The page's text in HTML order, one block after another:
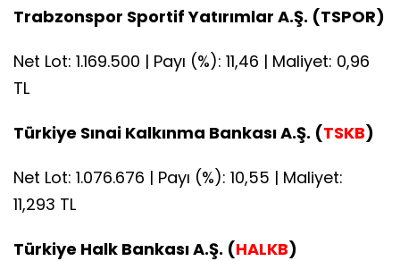
Trabzonspor Sportif Yatırımlar A.Ş. (TSPOR)
Net Lot: 1.169.500 | Payı (%): 11,46 | Maliyet: 0,96
TL
Türkiye Sınai Kalkınma Bankası A.Ş. (TSKB)
Net Lot: 1.076.676 | Payı (%): 10,55 | Maliyet:
11,293 TL
Türkiye Halk Bankası A.Ş. (HALKB)